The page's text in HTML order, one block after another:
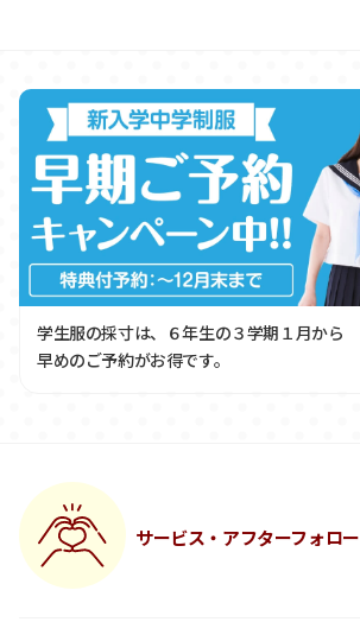
学生服の採寸は、６年生の３学期１月から
早めのご予約がお得です。
サービス・アフターフォロー